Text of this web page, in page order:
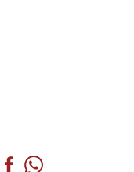
(se abre en una
(se abre en una
TikTok (se abre en
de YouTube (se abre
de Telegram (se
Cuenta de
Cuenta de